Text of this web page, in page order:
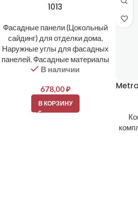
1013
Фасадные панели (Цокольный
сайдинг) для отделки дома,
Наружные углы для фасадных
панелей, Фасадные материалы
В наличии
678,00₽
В КОРЗИНУ